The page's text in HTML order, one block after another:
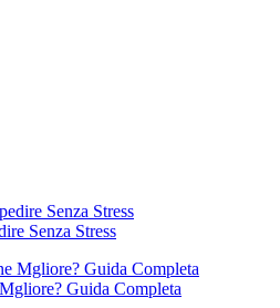
Senza Stress
Guida Completa